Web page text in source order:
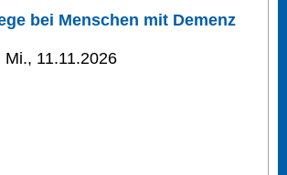
bei Menschen mit Demenz
Mi., 11.11.2026